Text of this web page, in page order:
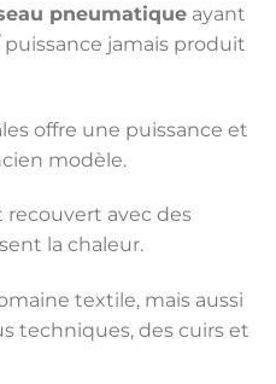
pneumatique ayant
jamais produit
offre une puissance et
modèle.
avec des
la chaleur.
textile, mais aussi
techniques, des cuirs et